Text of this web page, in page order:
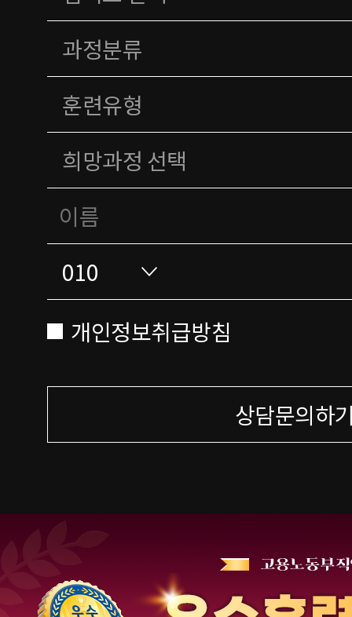
개인정보취급방침
상담문의하